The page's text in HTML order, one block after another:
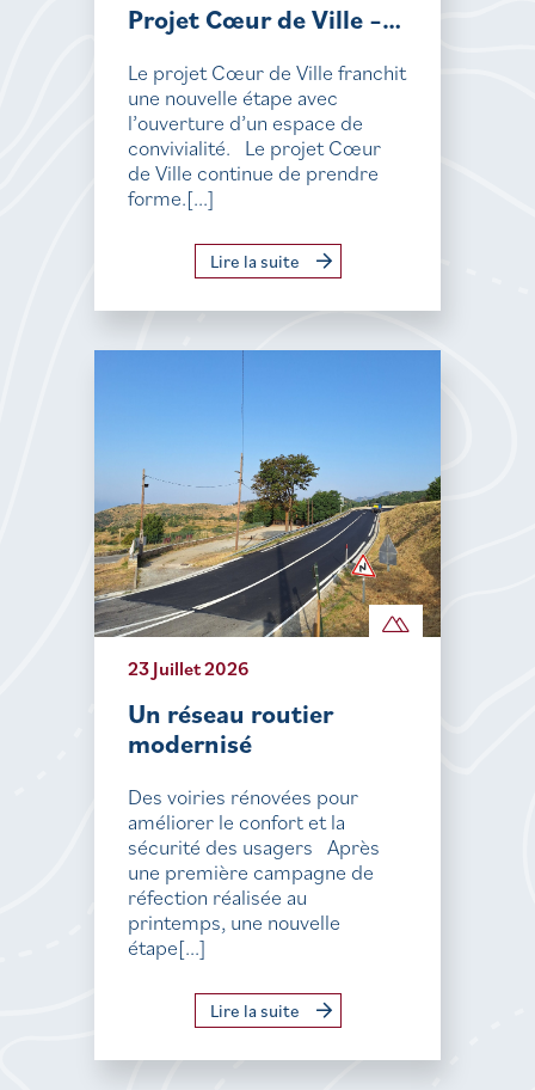
Projet Cœur de Ville –…
Le projet Cœur de Ville franchit
une nouvelle étape avec
l’ouverture d’un espace de
convivialité. Le projet Cœur
de Ville continue de prendre
forme.[...]
Lire la suite
23 Juillet 2026
Un réseau routier
modernisé
Des voiries rénovées pour
améliorer le confort et la
sécurité des usagers Après
une première campagne de
réfection réalisée au
printemps, une nouvelle
étape[...]
Lire la suite